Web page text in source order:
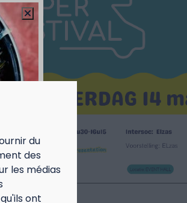
du
des
les médias
ont